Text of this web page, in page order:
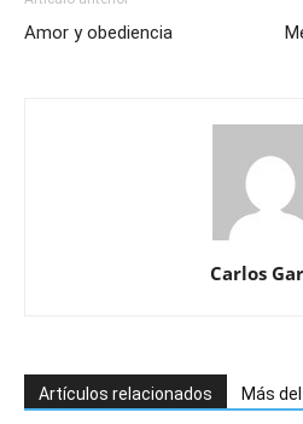
Amor y obediencia
Carlos
Artículos relacionados Más